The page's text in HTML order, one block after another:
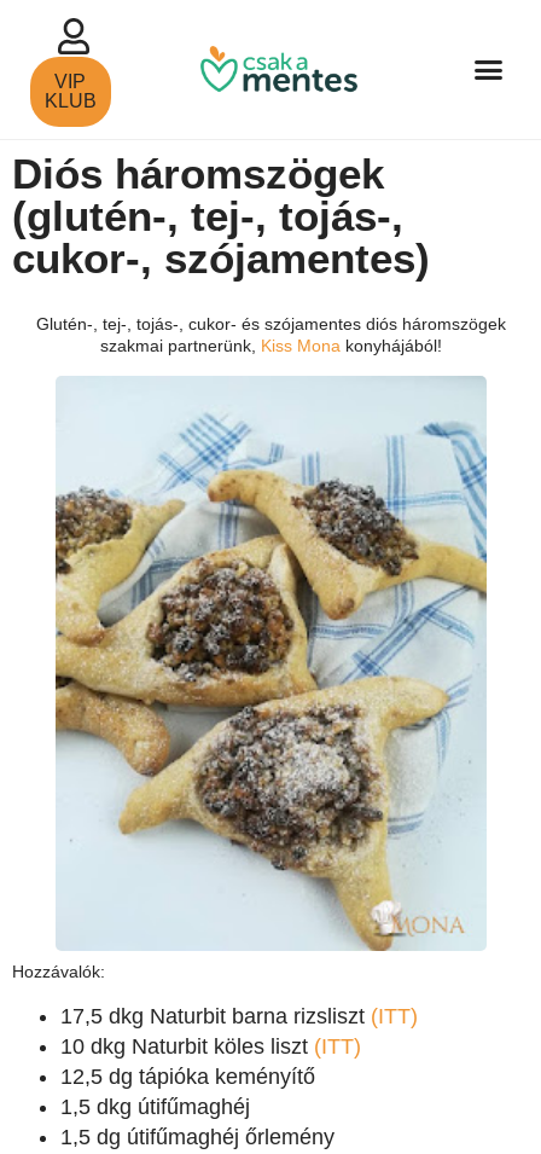
VIP
KLUB
Diós háromszögek
(glutén-, tej-, tojás-,
cukor-, szójamentes)
Glutén-, tej-, tojás-, cukor- és szójamentes diós háromszögek
szakmai partnerünk, Kiss Mona konyhájából!
Hozzávalók:
17,5 dkg Naturbit barna rizsliszt (ITT)
10 dkg Naturbit köles liszt (ITT)
12,5 dg tápióka keményítő
1,5 dkg útifűmaghéj
1,5 dg útifűmaghéj őrlemény